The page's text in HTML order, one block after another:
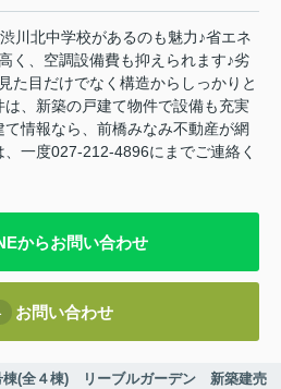
川北中学校があるのも魅力♪省エネ
く、空調設備費も抑えられます♪劣
た目だけでなく構造からしっかりと
は、新築の戸建て物件で設備も充実
て情報なら、前橋みなみ不動産が網
一度027-212-4896にまでご連絡く
からお問い合わせ
お問い合わせ
棟(全４棟) リーブルガーデン 新築建売